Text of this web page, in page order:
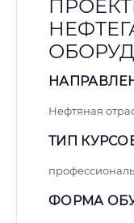
Нефтяная
ТИП
ФОРМА